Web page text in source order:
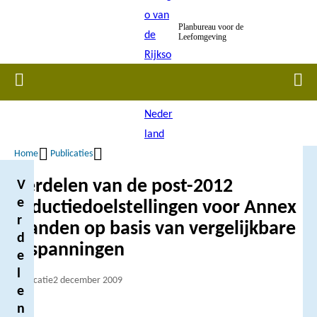
inhoud
Planbureau voor de
Leefomgeving
Home
Kruimelpad
Home Publicaties
Verdelen van de post-2012
reductiedoelstellingen voor Annex
I landen op basis van vergelijkbare
inspanningen
Publicatie2 december 2009
V
e
r
d
e
l
e
n